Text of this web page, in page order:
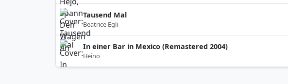
Tausend Mal
Beatrice Egli
In einer Bar in Mexico (Remastered 2004)
Heino